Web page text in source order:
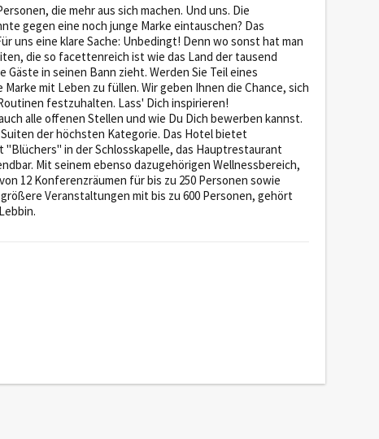
die mehr aus sich machen. Und uns. Die
gegen eine noch junge Marke eintauschen? Das
uns eine klare Sache: Unbedingt! Denn wo sonst hat man
die so facettenreich ist wie das Land der tausend
Gäste in seinen Bann zieht. Werden Sie Teil eines
mit Leben zu füllen. Wir geben Ihnen die Chance, sich
festzuhalten. Lass' Dich inspirieren!
alle offenen Stellen und wie Du Dich bewerben kannst.
der höchsten Kategorie. Das Hotel bietet
in der Schlosskapelle, das Hauptrestaurant
Mit seinem ebenso dazugehörigen Wellnessbereich,
12 Konferenzräumen für bis zu 250 Personen sowie
Veranstaltungen mit bis zu 600 Personen, gehört